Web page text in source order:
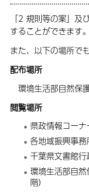
「2 規則等の案」
することができます。
また、以下の場所で
配布場所
環境生活部自然保
閲覧場所
県政情報コーナ
各地域振興事務
千葉県文書館
環境生活部自
階）